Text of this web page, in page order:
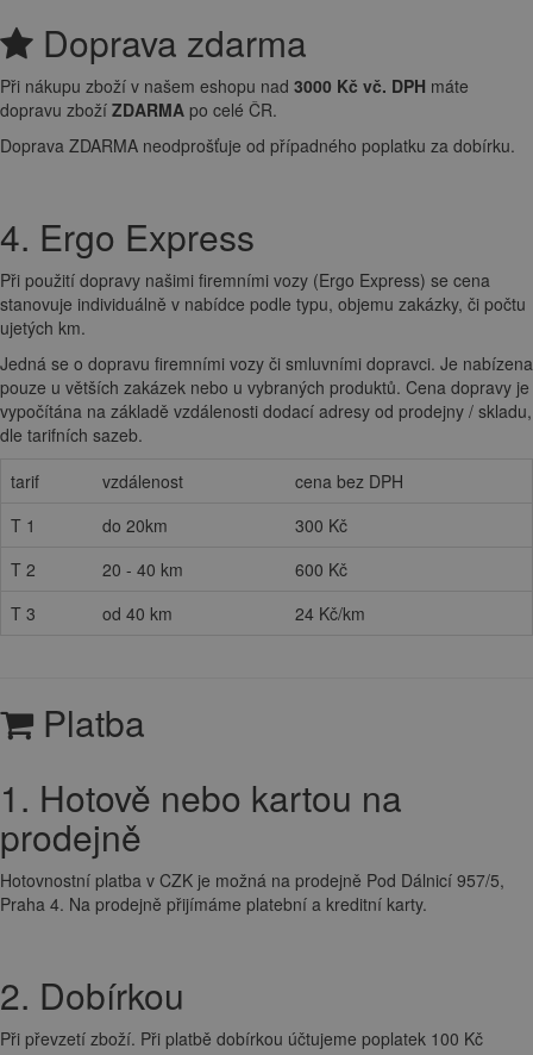
Doprava zdarma
Při nákupu zboží v našem eshopu nad 3000 Kč vč. DPH máte
dopravu zboží ZDARMA po celé ČR.
Doprava ZDARMA neodprošťuje od případného poplatku za dobírku.
4. Ergo Express
Při použití dopravy našimi firemními vozy (Ergo Express) se cena
stanovuje individuálně v nabídce podle typu, objemu zakázky, či počtu
ujetých km.
Jedná se o dopravu firemními vozy či smluvními dopravci. Je nabízena
pouze u větších zakázek nebo u vybraných produktů. Cena dopravy je
vypočítána na základě vzdálenosti dodací adresy od prodejny / skladu,
dle tarifních sazeb.
tarif
vzdálenost
cena bez DPH
T 1
do 20km
300 Kč
T 2
20 - 40 km
600 Kč
T 3
od 40 km 24 Kč/km
Platba
1. Hotově nebo kartou na
prodejně
Hotovnostní platba v CZK je možná na prodejně Pod Dálnicí 957/5,
Praha 4. Na prodejně přijímáme platební a kreditní karty.
2. Dobírkou
Při převzetí zboží. Při platbě dobírkou účtujeme poplatek 100 Kč